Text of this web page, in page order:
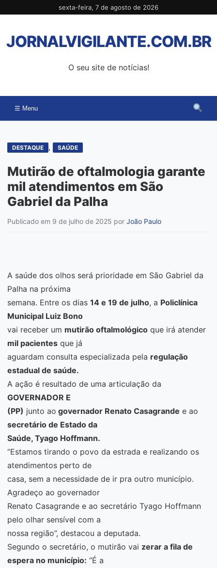
para
conteúdo
sexta-feira, 7 de agosto de 2026
JORNALVIGILANTE.COM.BR
O seu site de notícias!
☰ Menu
DESTAQUE , SAÚDE
Mutirão de oftalmologia garante
mil atendimentos em São
Gabriel da Palha
Publicado em 9 de julho de 2025 por João Paulo
A saúde dos olhos será prioridade em São Gabriel da
Palha na próxima
semana. Entre os dias 14 e 19 de julho, a Policlínica
Municipal Luiz Bono
vai receber um mutirão oftalmológico que irá atender
mil pacientes que já
aguardam consulta especializada pela regulação
estadual de saúde.
A ação é resultado de uma articulação da
GOVERNADOR E
(PP) junto ao governador Renato Casagrande e ao
secretário de Estado da
Saúde, Tyago Hoffmann.
“Estamos tirando o povo da estrada e realizando os
atendimentos perto de
casa, sem a necessidade de ir pra outro município.
Agradeço ao governador
Renato Casagrande e ao secretário Tyago Hoffmann
pelo olhar sensível com a
nossa região”, destacou a deputada.
Segundo o secretário, o mutirão vai zerar a fila de
espera no município: “É a